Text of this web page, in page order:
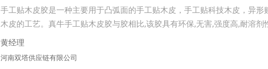
手工贴木皮胶是一种主要用于凸弧面的手工贴木皮，手工贴科技木皮，异形
木皮的工艺。真牛手工贴木皮胶与胶相比,该胶具有环保,无害,强度高,耐溶剂
黄经理
河南双塔供应链有限公司